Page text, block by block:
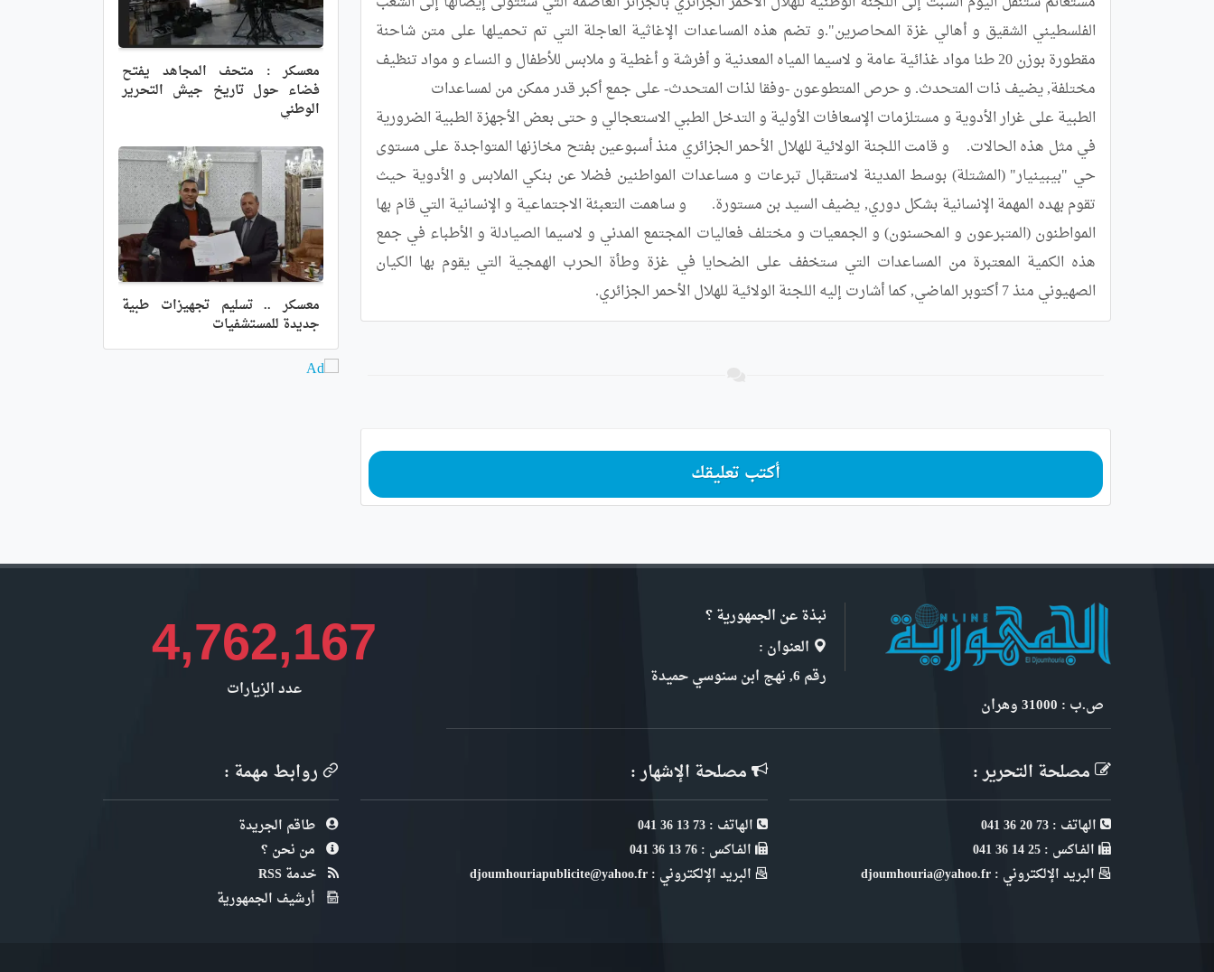
الصهيوني منذ 7 أكتوبر الماضي, كما أشارت إليه اللجنة الولائية للهلال الأحمر الجزائري.
أكتب تعليقك
معسكر : متحف المجاهد يفتح
فضاء حول تاريخ جيش التحرير
الوطني
معسكر .. تسليم تجهيزات طبية
جديدة للمستشفيات
نبذة عن الجمهورية ؟
العنوان :
رقم 6, نهج ابن سنوسي حميدة
ص.ب : 31000 وهران
4,762,167
عدد الزيارات
مصلحة التحرير :
الهاتف : 73 20 36 041
الفـاكس : 25 14 36 041
البريد الإلكتروني : djoumhouria@yahoo.fr
مصلحة الإشهار :
الهاتف : 73 13 36 041
الفـاكس : 76 13 36 041
البريد الإلكتروني : djoumhouriapublicite@yahoo.fr
روابط مهمة :
طاقم الجريدة
من نحن ؟
خدمة RSS
أرشيف الجمهورية